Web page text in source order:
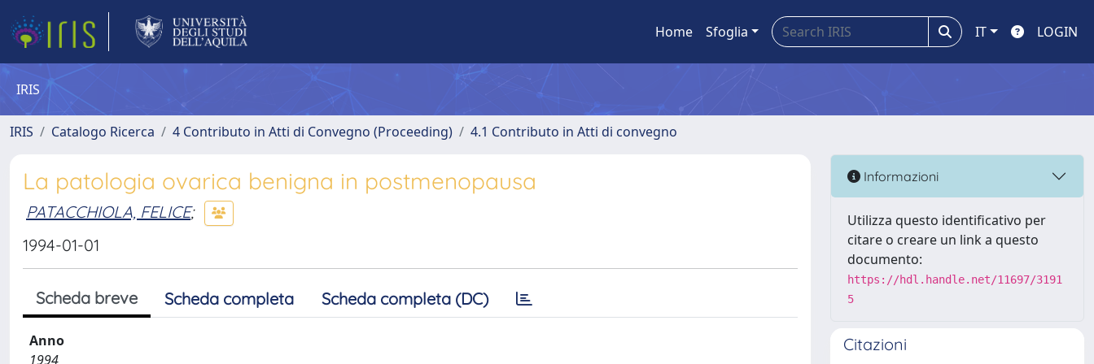
Home Sfoglia IT LOGIN
IRIS
IRIS Catalogo Ricerca 4 Contributo in Atti di Convegno (Proceeding) 4.1 Contributo in Atti di convegno
La patologia ovarica benigna in postmenopausa
PATACCHIOLA, FELICE;
1994-01-01
Scheda breve Scheda completa Scheda completa (DC)
Anno
1994
Informazioni
Utilizza questo identificativo per
citare o creare un link a questo
documento:
https://hdl.handle.net/11697/3191
5
Citazioni